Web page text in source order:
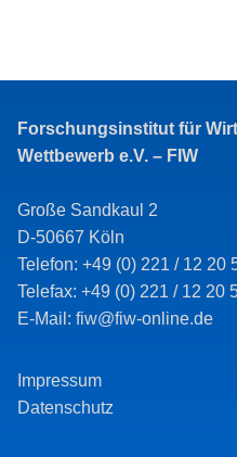
Forschungsinstitut für
Wettbewerb e.V. – FIW
Große Sandkaul 2
D-50667 Köln
Telefon: +49 (0) 221 / 12 20
Telefax: +49 (0) 221 / 12 20
E-Mail: fiw@fiw-online.de
Impressum
Datenschutz